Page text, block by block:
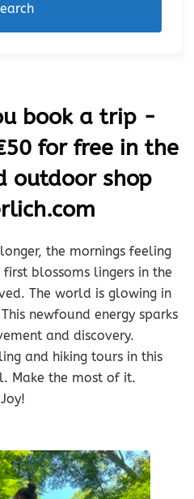
book a trip -
for free in the
outdoor shop
the mornings feeling
first blossoms lingers in the
The world is glowing in
newfound energy sparks
and discovery.
and hiking tours in this
Make the most of it.
Joy!